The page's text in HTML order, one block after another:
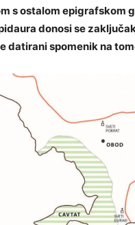
s ostalom epigrafskom
donosi se
datirani spomenik na